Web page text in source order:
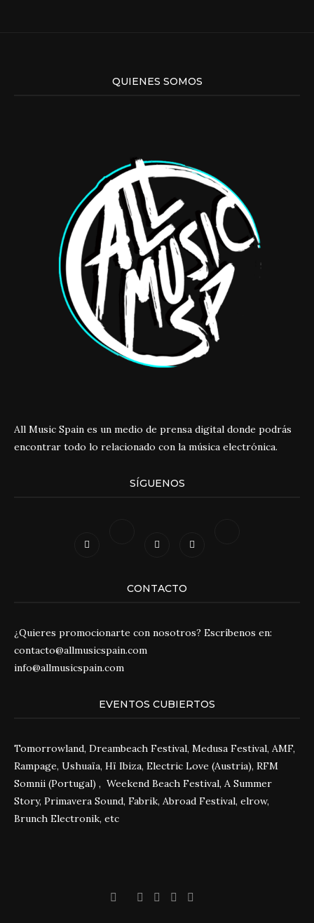
QUIENES SOMOS
All Music Spain es un medio de prensa digital donde podrás
encontrar todo lo relacionado con la música electrónica.
SÍGUENOS
CONTACTO
¿Quieres promocionarte con nosotros? Escríbenos en:
contacto@allmusicspain.com
info@allmusicspain.com
EVENTOS CUBIERTOS
Tomorrowland, Dreambeach Festival, Medusa Festival, AMF,
Rampage, Ushuaïa, Hï Ibiza, Electric Love (Austria), RFM
Somnii (Portugal) , Weekend Beach Festival, A Summer
Story, Primavera Sound, Fabrik, Abroad Festival, elrow,
Brunch Electronik, etc